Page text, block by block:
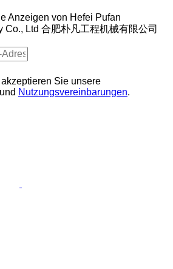
Anzeigen von Hefei Pufan
Co., Ltd 合肥朴凡工程机械有限公司
Sie unsere
und Nutzungsvereinbarungen.